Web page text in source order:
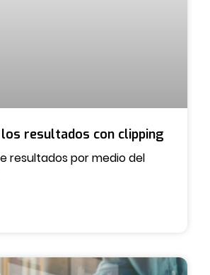
resultados con clipping
resultados por medio del